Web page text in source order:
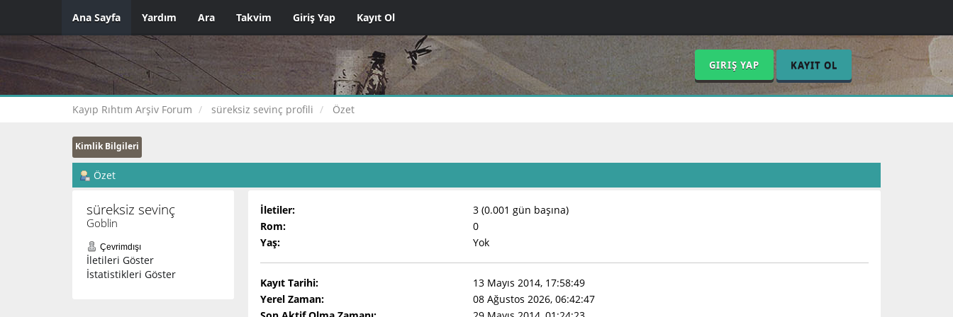
Ana Sayfa Yardım Ara Takvim Giriş Yap Kayıt Ol
GIRIŞ YAP KAYIT OL
Kayıp Rıhtım Arşiv Forum süreksiz sevinç profili Özet
Kimlik Bilgileri
Özet
süreksiz sevinç
Goblin
Çevrimdışı
İletileri Göster
İstatistikleri Göster
İletiler:
3 (0.001 gün başına)
Rom:
0
Yaş:
Yok
Kayıt Tarihi:
13 Mayıs 2014, 17:58:49
Yerel Zaman:
08 Ağustos 2026, 06:42:47